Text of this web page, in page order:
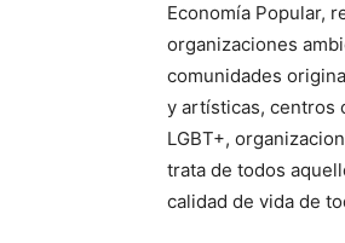
Economía Popular,
organizaciones
comunidades
y artísticas, centros
LGBT+,
trata de todos
calidad de vida de